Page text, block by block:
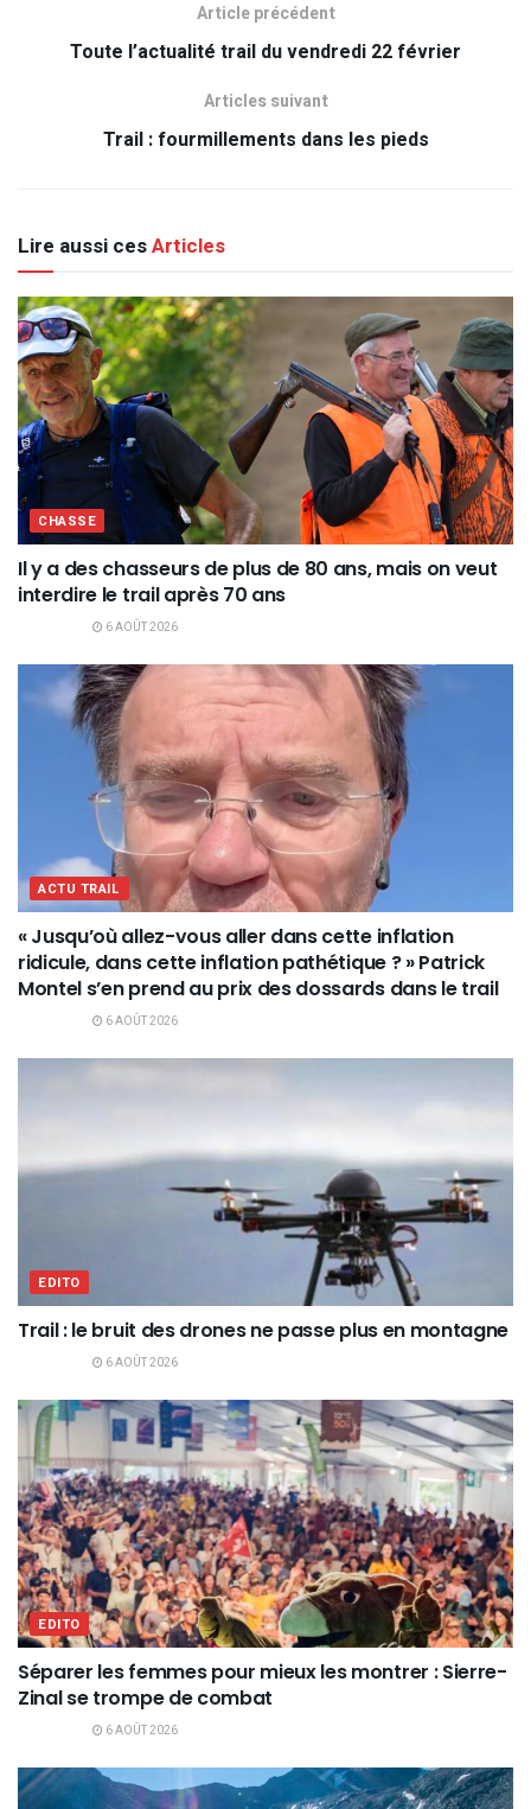
Article précédent
Toute l’actualité trail du vendredi 22 février
Articles suivant
Trail : fourmillements dans les pieds
Lire aussi cesArticles
CHASSE
Il y a des chasseurs de plus de 80 ans, mais on veut
interdire le trail après 70 ans
6 AOÛT 2026
ACTU TRAIL
« Jusqu’où allez-vous aller dans cette inflation
ridicule, dans cette inflation pathétique ? » Patrick
Montel s’en prend au prix des dossards dans le trail
6 AOÛT 2026
EDITO
Trail : le bruit des drones ne passe plus en montagne
6 AOÛT 2026
EDITO
Séparer les femmes pour mieux les montrer : Sierre-
Zinal se trompe de combat
6 AOÛT 2026